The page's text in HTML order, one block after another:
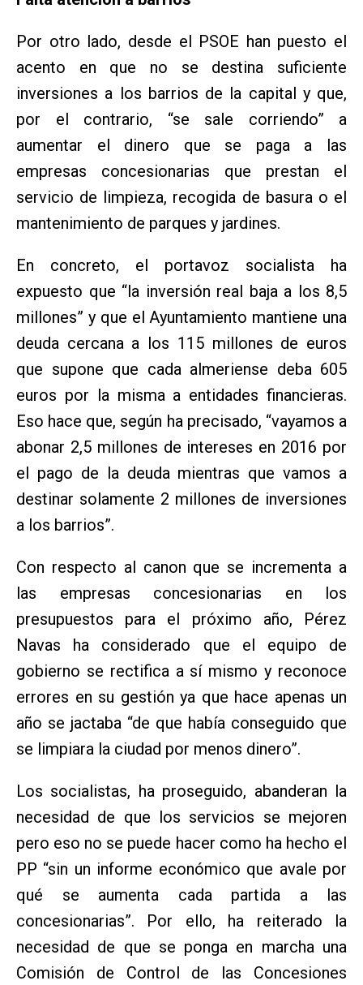
Por otro lado, desde el PSOE han puesto el
acento en que no se destina suficiente
inversiones a los barrios de la capital y que,
por el contrario, “se sale corriendo” a
aumentar el dinero que se paga a las
empresas concesionarias que prestan el
servicio de limpieza, recogida de basura o el
mantenimiento de parques y jardines.
En concreto, el portavoz socialista ha
expuesto que “la inversión real baja a los 8,5
millones” y que el Ayuntamiento mantiene una
deuda cercana a los 115 millones de euros
que supone que cada almeriense deba 605
euros por la misma a entidades financieras.
Eso hace que, según ha precisado, “vayamos a
abonar 2,5 millones de intereses en 2016 por
el pago de la deuda mientras que vamos a
destinar solamente 2 millones de inversiones
a los barrios”.
Con respecto al canon que se incrementa a
las empresas concesionarias en los
presupuestos para el próximo año, Pérez
Navas ha considerado que el equipo de
gobierno se rectifica a sí mismo y reconoce
errores en su gestión ya que hace apenas un
año se jactaba “de que había conseguido que
se limpiara la ciudad por menos dinero”.
Los socialistas, ha proseguido, abanderan la
necesidad de que los servicios se mejoren
pero eso no se puede hacer como ha hecho el
PP “sin un informe económico que avale por
qué se aumenta cada partida a las
concesionarias”. Por ello, ha reiterado la
necesidad de que se ponga en marcha una
Comisión de Control de las Concesiones